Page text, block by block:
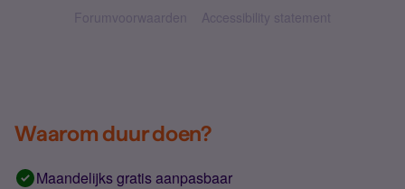
Forumvoorwaarden Accessibility statement
Waarom duur doen?
Maandelijks gratis aanpasbaar